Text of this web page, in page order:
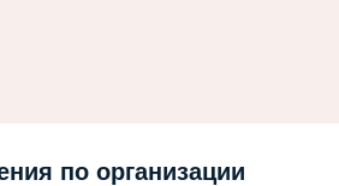
по организации